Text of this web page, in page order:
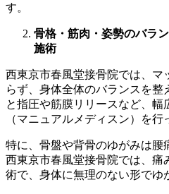
す。
骨格・筋肉・姿勢のバラ
施術
西東京市春風堂接骨院では、マ
らず、身体全体のバランスを整
と指圧や筋膜リリースなど、
（マニュアルメディスン）を行
特に、骨盤や背骨のゆがみは腰
西東京市春風堂接骨院では、痛
術で、身体に無理のない形でゆ